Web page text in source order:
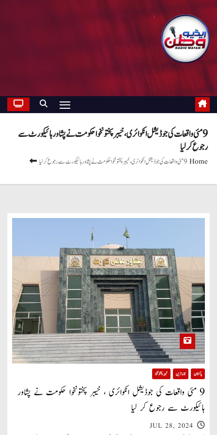
9 مئی واقعات کی جوڈیشل انکوائری ، خیبر پختونخوا حکومت نے پشاور ہائیکورٹ سے
رجوع کر لیا
Home9 مئی واقعات کی جوڈیشل انکوائری ، خیبر پختونخوا حکومت نے پشاور ہائیکورٹ سے رجوع کر لیا
پاکستان تازہ ترین خیبر پختونخوا
9 مئی واقعات کی جوڈیشل انکوائری ، خیبر پختونخوا حکومت نے پشاور
ہائیکورٹ سے رجوع کر لیا
JUL 28, 2024